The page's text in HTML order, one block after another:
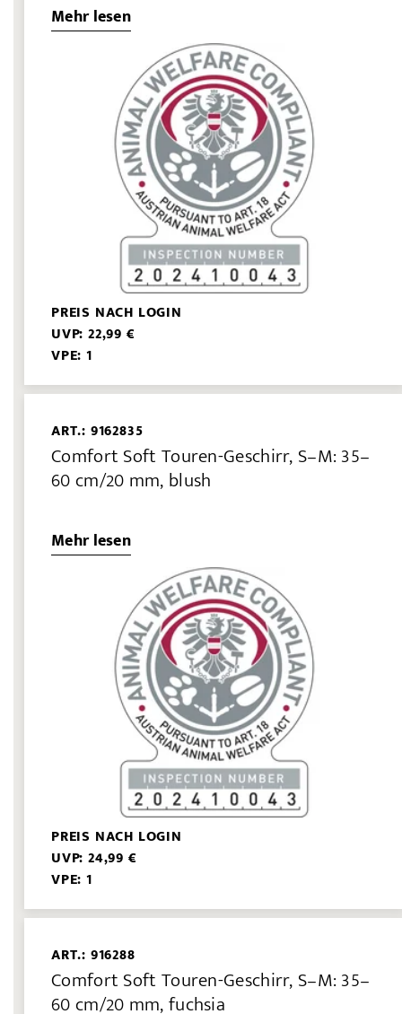
Mehr lesen
PREIS NACH LOGIN
UVP: 22,99 €
VPE: 1
ART.: 9162835
Comfort Soft Touren-Geschirr, S–M: 35–
60 cm/20 mm, blush
Mehr lesen
PREIS NACH LOGIN
UVP: 24,99 €
VPE: 1
ART.: 916288
Comfort Soft Touren-Geschirr, S–M: 35–
60 cm/20 mm, fuchsia